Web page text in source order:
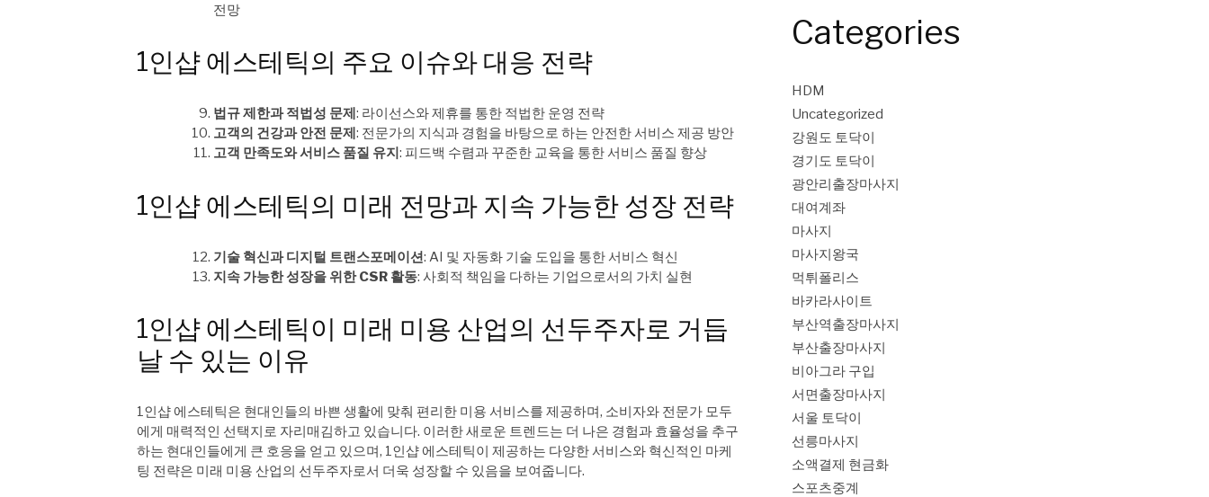
전망
1인샵 에스테틱의 주요 이슈와 대응 전략
법규 제한과 적법성 문제: 라이선스와 제휴를 통한 적법한 운영 전략
고객의 건강과 안전 문제: 전문가의 지식과 경험을 바탕으로 하는 안전한 서비스 제공 방안
고객 만족도와 서비스 품질 유지: 피드백 수렴과 꾸준한 교육을 통한 서비스 품질 향상
1인샵 에스테틱의 미래 전망과 지속 가능한 성장 전략
기술 혁신과 디지털 트랜스포메이션: AI 및 자동화 기술 도입을 통한 서비스 혁신
지속 가능한 성장을 위한 CSR 활동: 사회적 책임을 다하는 기업으로서의 가치 실현
1인샵 에스테틱이 미래 미용 산업의 선두주자로 거듭
날 수 있는 이유
1인샵 에스테틱은 현대인들의 바쁜 생활에 맞춰 편리한 미용 서비스를 제공하며, 소비자와 전문가 모두
에게 매력적인 선택지로 자리매김하고 있습니다. 이러한 새로운 트렌드는 더 나은 경험과 효율성을 추구
하는 현대인들에게 큰 호응을 얻고 있으며, 1인샵 에스테틱이 제공하는 다양한 서비스와 혁신적인 마케
팅 전략은 미래 미용 산업의 선두주자로서 더욱 성장할 수 있음을 보여줍니다.
Categories
HDM
Uncategorized
강원도 토닥이
경기도 토닥이
광안리출장마사지
대여계좌
마사지
마사지왕국
먹튀폴리스
바카라사이트
부산역출장마사지
부산출장마사지
비아그라 구입
서면출장마사지
서울 토닥이
선릉마사지
소액결제 현금화
스포츠중계